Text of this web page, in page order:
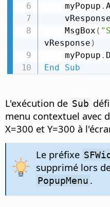
    myPopup
.
    MsgBox
(
vResponse )
    myPopup
.
End
Sub
L'exécution de Sub
menu contextuel avec
X=300 et Y=300 à
Le préfixe
supprimé lors
PopupMenu .